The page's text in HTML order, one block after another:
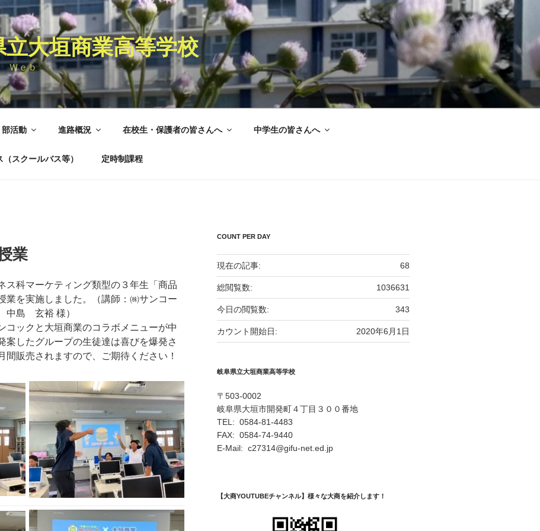
立大垣商業高等学校
Ｗｅｂ
部活動 進路概況 在校生・保護者の皆さんへ 中学生の皆さんへ
（スクールバス等） 定時制課程
業
ス科マーケティング類型の３年生「商品
業を実施しました。（講師：㈱サンコー
島 玄裕 様）
コックと大垣商業のコラボメニューが中
案したグループの生徒達は喜びを爆発さ
間販売されますので、ご期待ください！
COUNT PER DAY
68
現在の記事:
1036631
総閲覧数:
343
今日の閲覧数:
2020年6月1日
カウント開始日:
岐阜県立大垣商業高等学校
〒503-0002
岐阜県大垣市開発町４丁目３００番地
TEL: 0584-81-4483
FAX: 0584-74-9440
E-Mail: c27314@gifu-net.ed.jp
【大商YOUTUBEチャンネル】様々な大商を紹介します！